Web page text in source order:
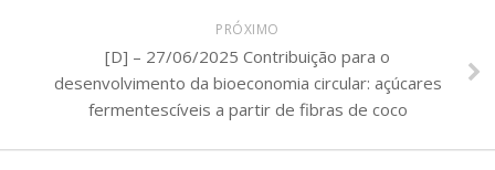
PRÓXIMO
[D] – 27/06/2025 Contribuição para o
desenvolvimento da bioeconomia circular: açúcares
fermentescíveis a partir de fibras de coco